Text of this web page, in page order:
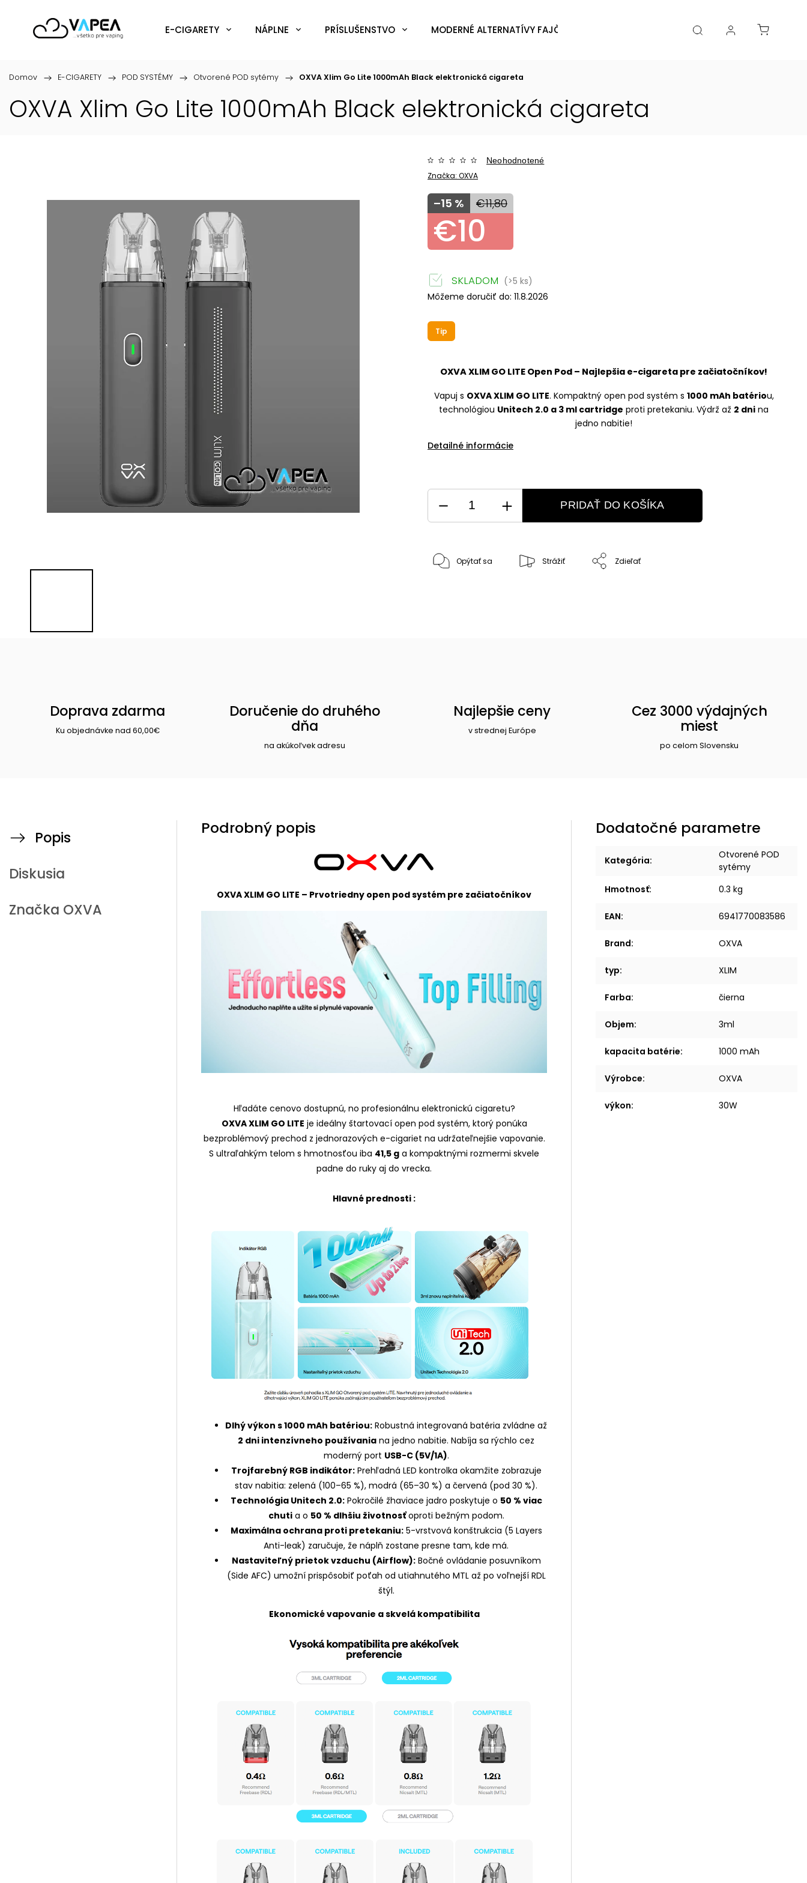
E-CIGARETY NÁPLNE PRÍSLUŠENSTVO MODERNÉ ALTERNATÍVY FAJČENIA DOPLNKY Značky
Domov / E-CIGARETY / POD SYSTÉMY / Otvorené POD sytémy / OXVA Xlim Go Lite 1000mAh Black elektronická cigareta
OXVA Xlim Go Lite 1000mAh Black elektronická cigareta
Značka:OXVA
Neohodnotené
€11,80
–15 %
€10
Tip
OXVA XLIM GO LITE Open Pod – Najlepšia e-cigareta pre začiatočníkov!
Vapuj s OXVA XLIM GO LITE. Kompaktný open pod systém s 1000 mAh batériou,
technológiou Unitech 2.0 a 3 ml cartridge proti pretekaniu. Výdrž až 2 dni na
jedno nabitie!
Detailné informácie
SKLADOM (>5 ks)
Môžeme doručiť do: 11.8.2026
PRIDAŤ DO KOŠÍKA
Opýtať sa Strážiť Zdieľať
Doprava zdarma
Ku objednávke nad 60,00€
Doručenie do druhého
dňa
na akúkoľvek adresu
Najlepšie ceny
v strednej Európe
Cez 3000 výdajných
miest
po celom Slovensku
Popis
Diskusia
Značka OXVA
Podrobný popis
OXVA XLIM GO LITE – Prvotriedny open pod systém pre začiatočníkov
Hľadáte cenovo dostupnú, no profesionálnu elektronickú cigaretu?
OXVA XLIM GO LITE je ideálny štartovací open pod systém, ktorý ponúka
bezproblémový prechod z jednorazových e-cigariet na udržateľnejšie vapovanie.
S ultraľahkým telom s hmotnosťou iba 41,5 g a kompaktnými rozmermi skvele
padne do ruky aj do vrecka.
Hlavné prednosti :
Dlhý výkon s 1000 mAh batériou: Robustná integrovaná batéria zvládne až
2 dni intenzívneho používania na jedno nabitie. Nabíja sa rýchlo cez
moderný port USB-C (5V/1A).
Trojfarebný RGB indikátor:Prehľadná LED kontrolka okamžite zobrazuje
stav nabitia: zelená (100–65 %), modrá (65–30 %) a červená (pod 30 %).
Technológia Unitech 2.0:Pokročilé žhaviace jadro poskytuje o 50 % viac
chutia o 50 % dlhšiu životnosťoproti bežným podom.
Maximálna ochrana proti pretekaniu:5-vrstvová konštrukcia (5 Layers
Anti-leak) zaručuje, že náplň zostane presne tam, kde má.
Nastaviteľný prietok vzduchu (Airflow):Bočné ovládanie posuvníkom
(Side AFC) umožní prispôsobiť poťah od utiahnutého MTL až po voľnejší RDL
štýl.
Ekonomické vapovanie a skvelá kompatibilita
Dodatočné parametre
Kategória:
Otvorené POD
sytémy
Hmotnosť: 0.3 kg
EAN: 6941770083586
Brand: OXVA
typ: XLIM
Farba: čierna
Objem: 3ml
kapacita batérie: 1000 mAh
Výrobce: OXVA
výkon: 30W